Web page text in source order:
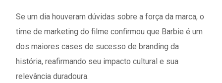
Se um dia houveram dúvidas sobre a força da marca, o
time de marketing do filme confirmou que Barbie é um
dos maiores cases de sucesso de branding da
história, reafirmando seu impacto cultural e sua
relevância duradoura.